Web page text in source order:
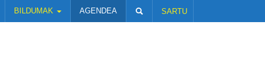
BILDUMAK AGENDEA SARTU